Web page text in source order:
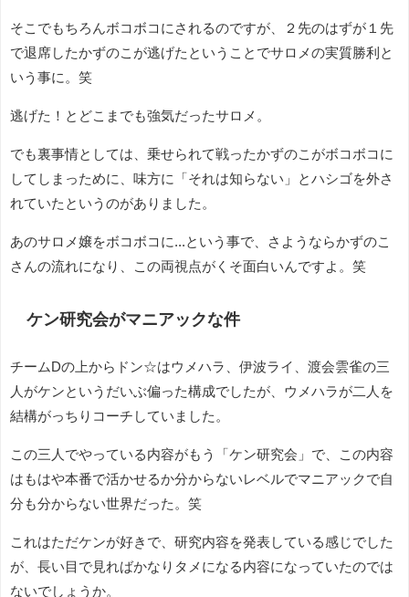
そこでもちろんボコボコにされるのですが、２先のはずが１先
で退席したかずのこが逃げたということでサロメの実質勝利と
いう事に。笑
逃げた！とどこまでも強気だったサロメ。
でも裏事情としては、乗せられて戦ったかずのこがボコボコに
してしまっために、味方に「それは知らない」とハシゴを外さ
れていたというのがありました。
あのサロメ嬢をボコボコに...という事で、さようならかずのこ
さんの流れになり、この両視点がくそ面白いんですよ。笑
ケン研究会がマニアックな件
チームDの上からドン☆はウメハラ、伊波ライ、渡会雲雀の三
人がケンというだいぶ偏った構成でしたが、ウメハラが二人を
結構がっちりコーチしていました。
この三人でやっている内容がもう「ケン研究会」で、この内容
はもはや本番で活かせるか分からないレベルでマニアックで自
分も分からない世界だった。笑
これはただケンが好きで、研究内容を発表している感じでした
が、長い目で見ればかなりタメになる内容になっていたのでは
ないでしょうか。